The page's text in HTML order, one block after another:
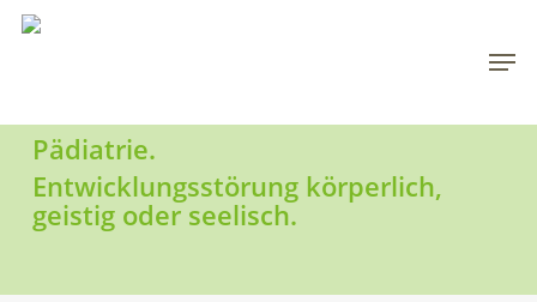
Skip
Pädiatrie.
Entwicklungsstörung körperlich,
geistig oder seelisch.